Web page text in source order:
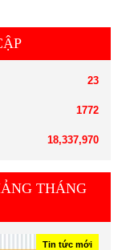
23
1772
18,337,970
THÁNG
Tin tức mới